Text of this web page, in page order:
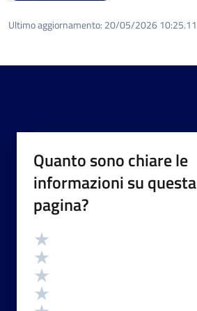
Ultimo aggiornamento: 20/05/2026 10:25.11
Quanto sono chiare le
informazioni su questa
pagina?
Valutazione